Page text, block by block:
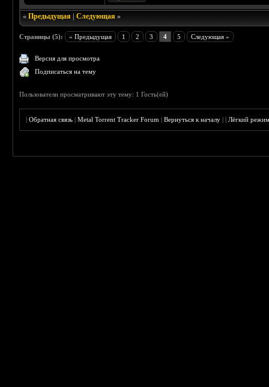
«Предыдущая |Следующая »
Страницы (5): « Предыдущая 1 2 3 4 5 Следующая »
Версия для просмотра
Подписаться на тему
Пользователи просматривают эту тему: 1 Гость(ей)
|Обратная связь |Metal Torrent Tracker Forum |Вернуться к началу ||Лёгкий